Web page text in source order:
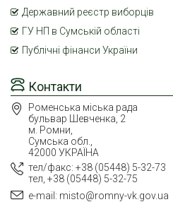
Контакти
Роменська міська рада
бульвар Шевченка, 2
м. Ромни,
Сумська обл.,
42000 УКРАЇНА
тел/факс: +38 (05448) 5-32-73
тел, +38 (05448) 5-32-75
e-mail: misto@romny-vk.gov.ua
Державний реєстр виборців
ГУ НП в Сумській області
Публічні фінанси України